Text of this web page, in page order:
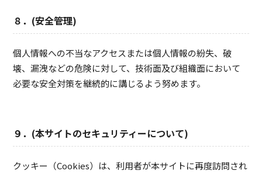
８．(安全管理)
個人情報への不当なアクセスまたは個人情報の紛失、破
壊、漏洩などの危険に対して、技術面及び組織面において
必要な安全対策を継続的に講じるよう努めます。
９．(本サイトのセキュリティーについて)
クッキー（Cookies）は、利用者が本サイトに再度訪問され